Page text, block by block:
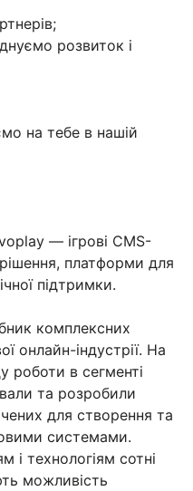
розвиток і
на тебе в нашій
— ігрові CMS-
платформи для
підтримки.
комплексних
онлайн-індустрії. На
роботи в сегменті
та розробили
для створення та
системами.
технологіям сотні
можливість